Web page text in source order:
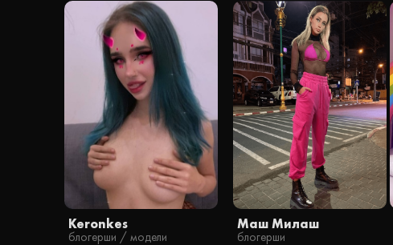
Keronkes
блогерши / модели
Маш Милаш
блогерши